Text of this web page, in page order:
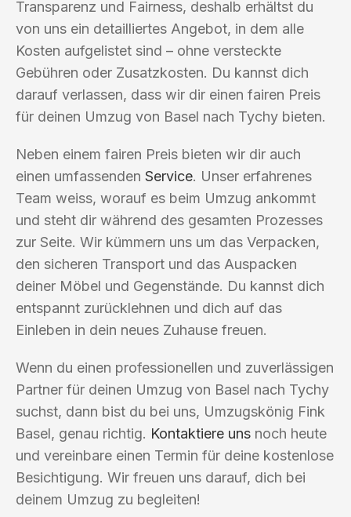
Transparenz und Fairness, deshalb erhältst du
von uns ein detailliertes Angebot, in dem alle
Kosten aufgelistet sind – ohne versteckte
Gebühren oder Zusatzkosten. Du kannst dich
darauf verlassen, dass wir dir einen fairen Preis
für deinen Umzug von Basel nach Tychy bieten.
Neben einem fairen Preis bieten wir dir auch
einen umfassenden Service. Unser erfahrenes
Team weiss, worauf es beim Umzug ankommt
und steht dir während des gesamten Prozesses
zur Seite. Wir kümmern uns um das Verpacken,
den sicheren Transport und das Auspacken
deiner Möbel und Gegenstände. Du kannst dich
entspannt zurücklehnen und dich auf das
Einleben in dein neues Zuhause freuen.
Wenn du einen professionellen und zuverlässigen
Partner für deinen Umzug von Basel nach Tychy
suchst, dann bist du bei uns, Umzugskönig Fink
Basel, genau richtig. Kontaktiere uns noch heute
und vereinbare einen Termin für deine kostenlose
Besichtigung. Wir freuen uns darauf, dich bei
deinem Umzug zu begleiten!